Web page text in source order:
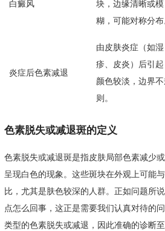
白癜风
块，边缘清晰或模
糊，可能对称分布
炎症后色素减退
由皮肤炎症（如湿
疹、皮炎）后引起
颜色较淡，边界
则。
色素脱失或减退斑的定义
色素脱失或减退斑是指皮肤局部色素减少
呈现白色的现象。这些斑块在外观上可能
比，尤其是肤色较深的人群。正如问题所
点怎么回事，这正是需要我们认真对待的
类型的色素脱失或减退，因此准确的诊断至